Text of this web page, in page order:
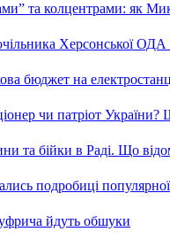
та колцентрами: як
Херсонської ОДА
бюджет на
чи патріот
та бійки в Раді. Що
подробиці
йдуть обшуки